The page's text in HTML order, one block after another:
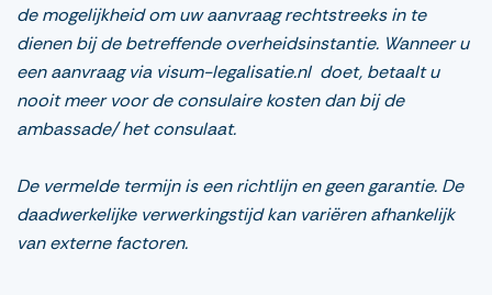
de mogelijkheid om uw aanvraag rechtstreeks in te
dienen bij de betreffende overheidsinstantie. Wanneer u
een aanvraag via visum-legalisatie.nl doet, betaalt u
nooit meer voor de consulaire kosten dan bij de
ambassade/ het consulaat.
De vermelde termijn is een richtlijn en geen garantie. De
daadwerkelijke verwerkingstijd kan variëren afhankelijk
van externe factoren.